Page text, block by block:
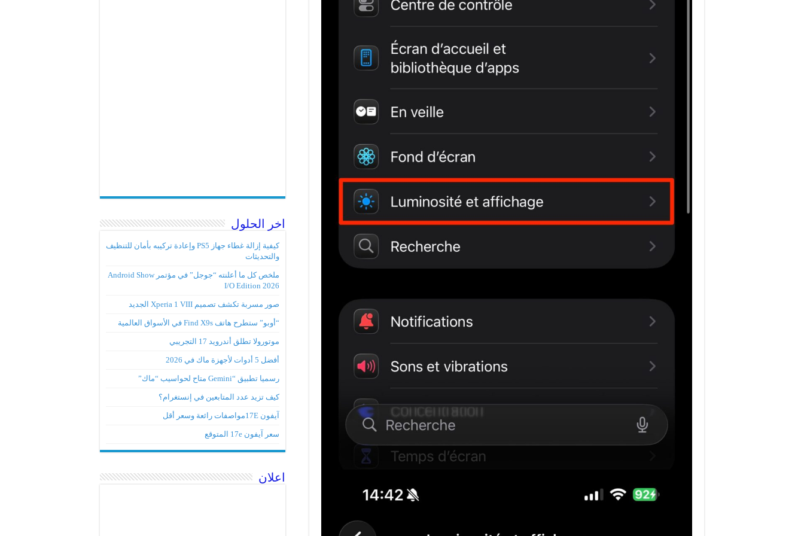
اخر الحلول
كيفية إزالة غطاء جهاز PS5 وإعادة تركيبه بأمان للتنظيف
والتحديثات
ملخص كل ما أعلنته “جوجل” في مؤتمر Android Show
I/O Edition 2026
صور مسربة تكشف تصميم Xperia 1 VIII الجديد
“أوبو” ستطرح هاتف Find X9s في الأسواق العالمية
موتورولا تطلق أندرويد 17 التجريبي
أفضل 5 أدوات لأجهزة ماك في 2026
رسميا تطبيق “Gemini متاح لحواسيب “ماك”
كيف تزيد عدد المتابعين في إنستغرام؟
آيفون 17Eمواصفات رائعة وسعر أقل
سعر آيفون 17e المتوقع
اعلان